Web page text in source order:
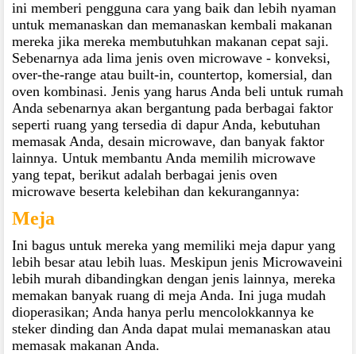
ini memberi pengguna cara yang baik dan lebih nyaman
untuk memanaskan dan memanaskan kembali makanan
mereka jika mereka membutuhkan makanan cepat saji.
Sebenarnya ada lima jenis oven microwave - konveksi,
over-the-range atau built-in, countertop, komersial, dan
oven kombinasi. Jenis yang harus Anda beli untuk rumah
Anda sebenarnya akan bergantung pada berbagai faktor
seperti ruang yang tersedia di dapur Anda, kebutuhan
memasak Anda, desain microwave, dan banyak faktor
lainnya. Untuk membantu Anda memilih microwave
yang tepat, berikut adalah berbagai jenis oven
microwave beserta kelebihan dan kekurangannya:
Meja
Ini bagus untuk mereka yang memiliki meja dapur yang
lebih besar atau lebih luas. Meskipun jenis Microwaveini
lebih murah dibandingkan dengan jenis lainnya, mereka
memakan banyak ruang di meja Anda. Ini juga mudah
dioperasikan; Anda hanya perlu mencolokkannya ke
steker dinding dan Anda dapat mulai memanaskan atau
memasak makanan Anda.